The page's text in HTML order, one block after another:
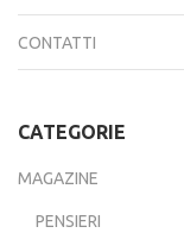
CONTATTI
CATEGORIE
MAGAZINE
PENSIERI